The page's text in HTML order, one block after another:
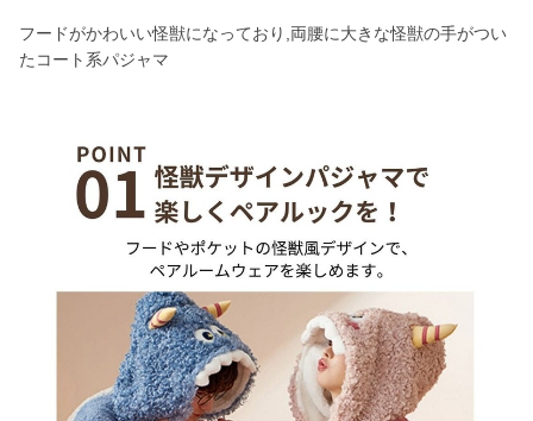
フードがかわいい怪獣になっており,両腰に大きな怪獣の手がつい
たコート系パジャマ